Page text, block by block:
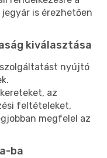
is érezhetően
kiválasztása
nyújtó
az
feltételeket,
megfelel az
ba